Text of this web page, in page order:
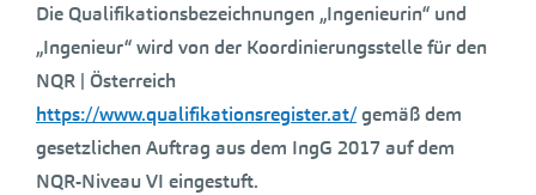
Die Qualifikationsbezeichnungen „Ingenieurin“ und
„Ingenieur“ wird von der Koordinierungsstelle für den
NQR | Österreich
https://www.qualifikationsregister.at/gemäß dem
gesetzlichen Auftrag aus dem IngG 2017 auf dem
NQR-Niveau VI eingestuft.